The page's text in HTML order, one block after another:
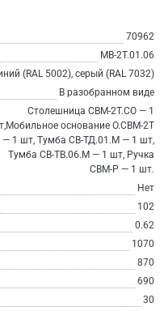
70962
МВ-2Т.01.06
(RAL 5002), серый (RAL 7032)
В разобранном виде
Столешница СВМ-2Т.СО — 1
основание О.СВМ-2Т
— 1 шт, Тумба СВ-ТД.01.М — 1 шт,
Тумба СВ-ТВ.06.М — 1 шт, Ручка
СВМ-Р — 1 шт.
Нет
102
0.62
1070
870
690
30